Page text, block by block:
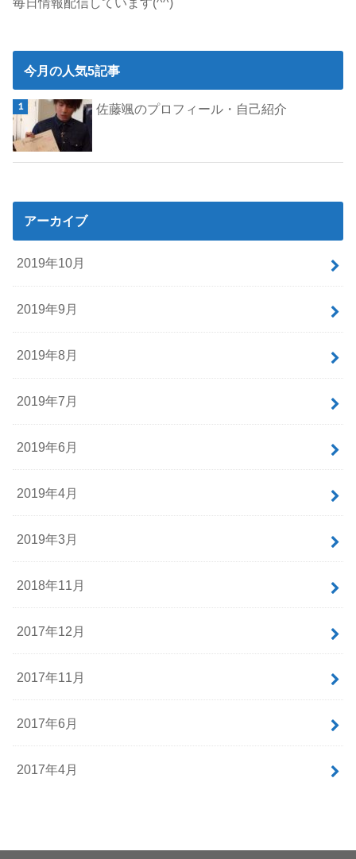
今月の人気5記事
佐藤颯のプロフィール・自己紹介
アーカイブ
2019年10月
2019年9月
2019年8月
2019年7月
2019年6月
2019年4月
2019年3月
2018年11月
2017年12月
2017年11月
2017年6月
2017年4月